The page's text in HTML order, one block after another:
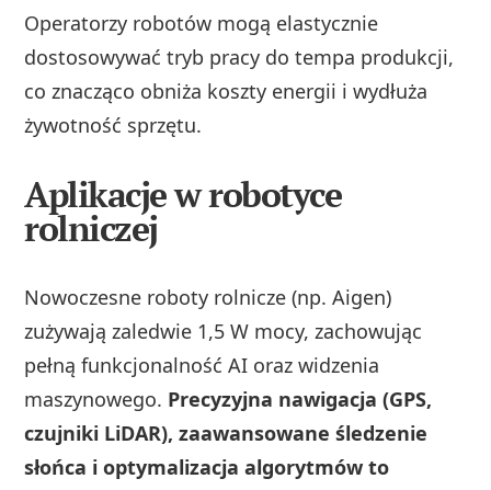
Operatorzy robotów mogą elastycznie
dostosowywać tryb pracy do tempa produkcji,
co znacząco obniża koszty energii i wydłuża
żywotność sprzętu.
Aplikacje w robotyce
rolniczej
Nowoczesne roboty rolnicze (np. Aigen)
zużywają zaledwie 1,5 W mocy, zachowując
pełną funkcjonalność AI oraz widzenia
maszynowego. Precyzyjna nawigacja (GPS,
czujniki LiDAR), zaawansowane śledzenie
słońca i optymalizacja algorytmów to